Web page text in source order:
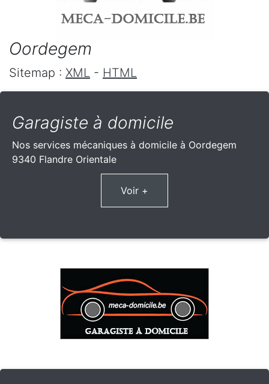
Oordegem
Sitemap : XML - HTML
Garagiste à domicile
Nos services mécaniques à domicile à Oordegem
9340 Flandre Orientale
Voir +